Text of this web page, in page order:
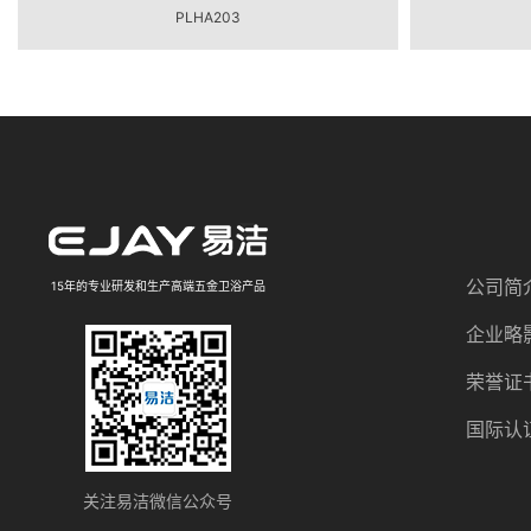
PLHA203
15年的专业研发和生产高端五金卫浴产品
关注易洁微信公众号
公司简
企业略
荣誉证
国际认